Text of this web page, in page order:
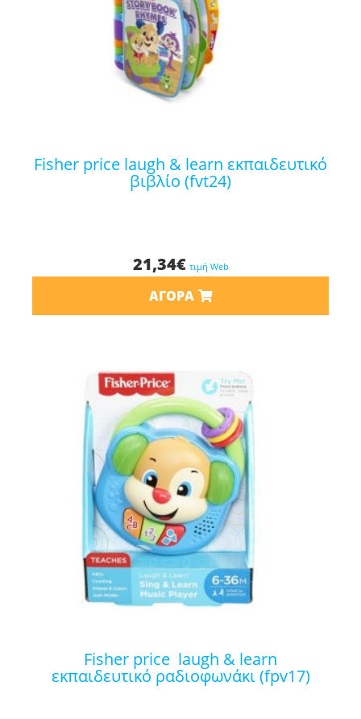
fisher price laugh & learn εκπαιδευτικό
βιβλίο (fvt24)
21,34€ τιμή Web
ΑΓΟΡΆ
fisher price laugh & learn
εκπαιδευτικό ραδιοφωνάκι (fpv17)